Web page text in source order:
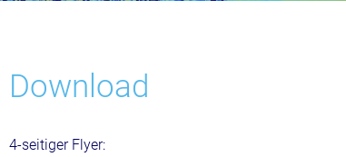
Download
4-seitiger Flyer: